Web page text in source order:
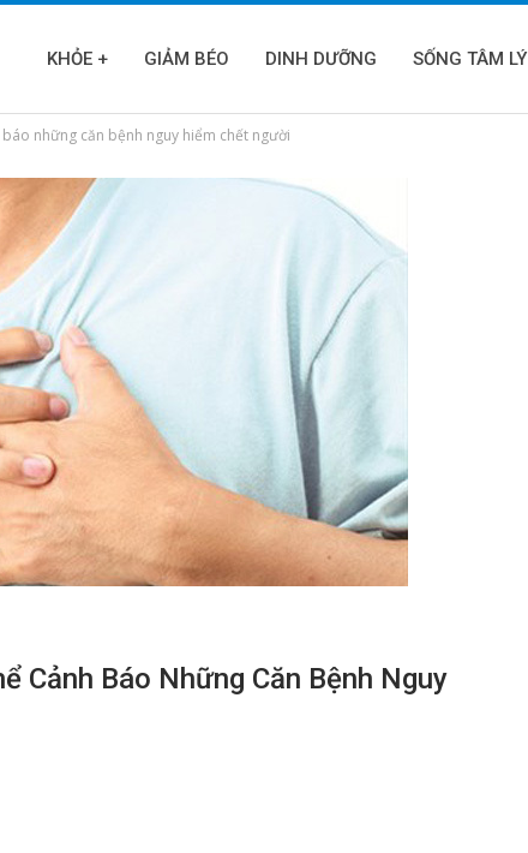
KHỎE + GIẢM BÉO DINH DƯỠNG SỐNG TÂM LÝ
những căn bệnh nguy hiểm chết người
Cảnh Báo Những Căn Bệnh Nguy